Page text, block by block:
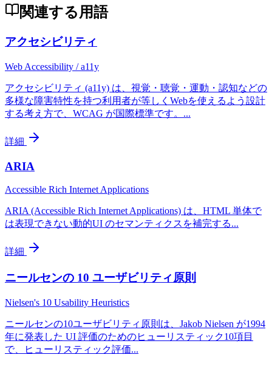
関連する用語
アクセシビリティ
Web Accessibility / a11y
アクセシビリティ (a11y) は、視覚・聴覚・運動・認知などの
多様な障害特性を持つ利用者が等しくWebを使えるよう設計
する考え方で、WCAG が国際標準です。 ...
詳細
ARIA
Accessible Rich Internet Applications
ARIA (Accessible Rich Internet Applications) は、HTML 単体で
は表現できない動的UI のセマンティクスを補完する...
詳細
ニールセンの 10 ユーザビリティ原則
Nielsen's 10 Usability Heuristics
ニールセンの10ユーザビリティ原則は、Jakob Nielsen が1994
年に発表した UI 評価のためのヒューリスティック10項目
で、ヒューリスティック評価...